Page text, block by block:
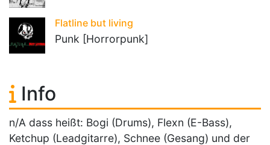
Flatline but living
Punk [Horrorpunk]
Info
n/A dass heißt: Bogi (Drums), Flexn (E-Bass),
Ketchup (Leadgitarre), Schnee (Gesang) und der